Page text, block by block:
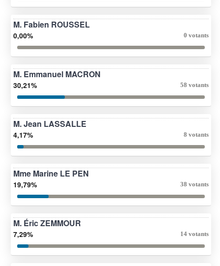
M. Fabien ROUSSEL
0,00% 0 votants
M. Emmanuel MACRON
30,21% 58 votants
M. Jean LASSALLE
4,17% 8 votants
Mme Marine LE PEN
19,79% 38 votants
M. Éric ZEMMOUR
7,29% 14 votants